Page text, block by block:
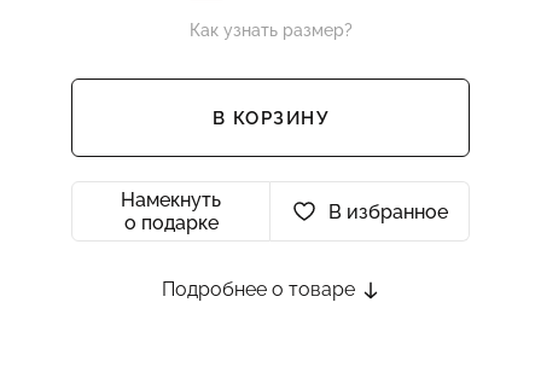
Как узнать размер?
В КОРЗИНУ
Намекнуть
о подарке
В избранное
Подробнее о товаре